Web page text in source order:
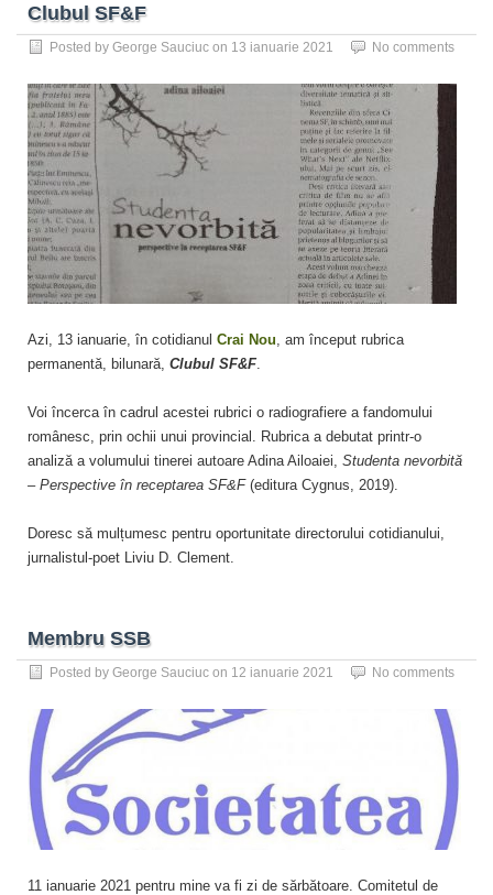
Clubul SF&F
Posted by George Sauciuc on 13 ianuarie 2021 No comments
Azi, 13 ianuarie, în cotidianul Crai Nou, am început rubrica
permanentă, bilunară, Clubul SF&F.
Voi încerca în cadrul acestei rubrici o radiografiere a fandomului
românesc, prin ochii unui provincial. Rubrica a debutat printr-o
analiză a volumului tinerei autoare Adina Ailoaiei, Studenta nevorbită
– Perspective în receptarea SF&F(editura Cygnus, 2019).
Doresc să mulțumesc pentru oportunitate directorului cotidianului,
jurnalistul-poet Liviu D. Clement.
Membru SSB
Posted by George Sauciuc on 12 ianuarie 2021 No comments
11 ianuarie 2021 pentru mine va fi zi de sărbătoare. Comitetul de